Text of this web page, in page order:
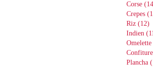
Corse
Crepes
Riz (12)
Indien
Omelette
Confiture
Plancha